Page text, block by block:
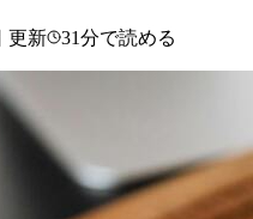
更新 31分で読める